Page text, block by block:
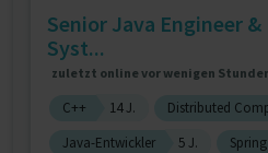
Senior Java Engineer
Syst...
zuletzt online vor wenigen
C++ 14 J. Distributed
Java-Entwickler
5 J.